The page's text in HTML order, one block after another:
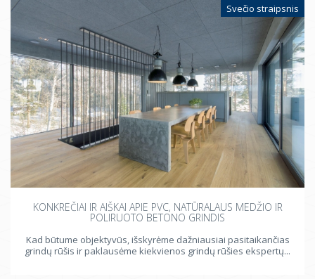
Svečio straipsnis
KONKREČIAI IR AIŠKAI APIE PVC, NATŪRALAUS MEDŽIO IR
POLIRUOTO BETONO GRINDIS
Kad būtume objektyvūs, išskyrėme dažniausiai pasitaikančias
grindų rūšis ir paklausėme kiekvienos grindų rūšies ekspertų...